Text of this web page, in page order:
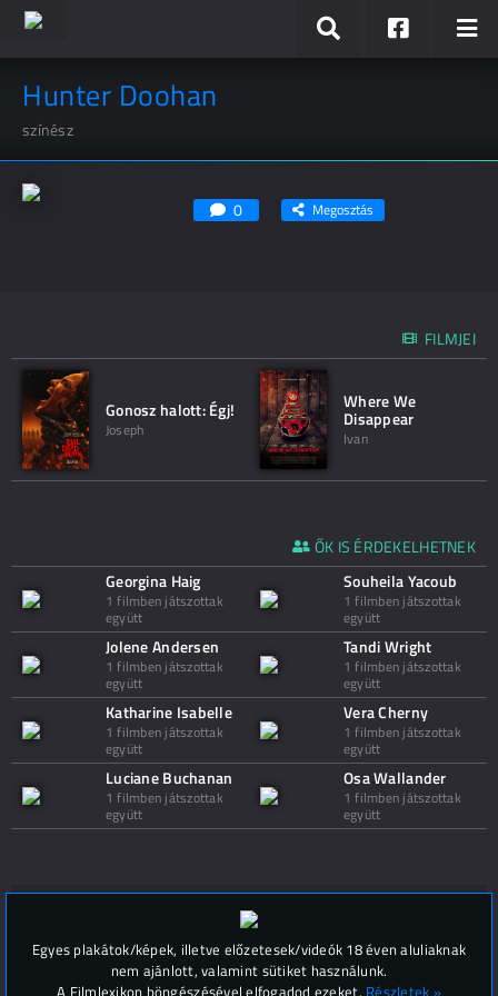
Hunter Doohan
színész
0 Megosztás
FILMJEI
Gonosz halott: Égj!
Joseph
Where We
Disappear
Ivan
ŐK IS ÉRDEKELHETNEK
Georgina Haig
1 filmben játszottak
együtt
Souheila Yacoub
1 filmben játszottak
együtt
Jolene Andersen
1 filmben játszottak
együtt
Tandi Wright
1 filmben játszottak
együtt
Katharine Isabelle
1 filmben játszottak
együtt
Vera Cherny
1 filmben játszottak
együtt
Luciane Buchanan
1 filmben játszottak
együtt
Osa Wallander
1 filmben játszottak
együtt
Hozzászólások (
Egyes plakátok/képek, illetve előzetesek/videók 18 éven aluliaknak
nem ajánlott, valamint sütiket használunk.
A Filmlexikon böngészésével elfogadod ezeket. Részletek »